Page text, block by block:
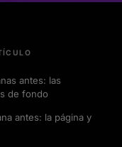
antes: las
de fondo
antes: la página y